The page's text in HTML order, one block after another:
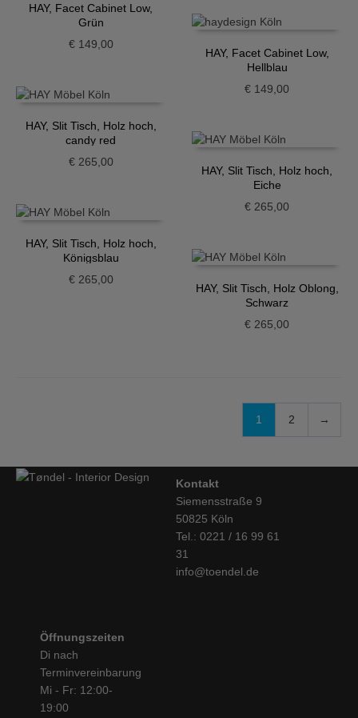
HAY, Facet Cabinet Low,
Grün
€149,00
HAY, Facet Cabinet Low,
Hellblau
€ 149,00
HAY, Slit Tisch, Holz hoch,
candy red
€265,00
HAY, Slit Tisch, Holz hoch,
Eiche
€ 265,00
HAY, Slit Tisch, Holz hoch,
Königsblau
€265,00
HAY, Slit Tisch, Holz Oblong,
Schwarz
€ 265,00
1 2 →
Kontakt
Siemensstraße 9
50825 Köln
Tel.: 0221 / 16 99 61
31
info@toendel.de
Öffnungszeiten
Di nach
Terminvereinbarung
Mi - Fr: 12:00-
19:00